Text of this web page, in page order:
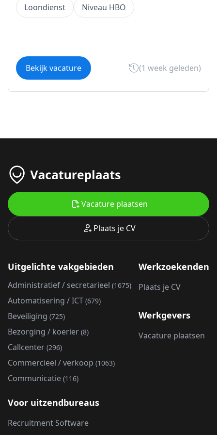
Loondienst Niveau HBO
Bekijk vacature (1 week geleden)
Plaats je CV
Vacature plaatsen
Uitgelichte vakgebieden
Administratief / secretarieel (1675)
Automatisering / ICT (679)
Beveiliging (725)
Bezorging / koerier (8)
Callcenter (296)
Commercieel / verkoop (1063)
Communicatie (116)
Werkzoekenden
Plaats je CV
Werkgevers
Vacature plaatsen
Voor uitzendbureaus
Recruitment Software